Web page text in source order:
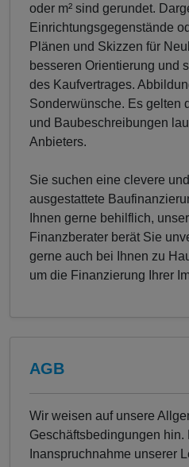
oder m² sind gerundet.
Einrichtungsgegenstände
Plänen und Skizzen für
besseren Orientierung und
des Kaufvertrages.
Sonderwünsche. Es gelten
und Baubeschreibungen
Anbieters.
Sie suchen eine clevere
ausgestattete
Ihnen gerne behilflich,
Finanzberater berät Sie
gerne auch bei Ihnen zu
um die Finanzierung Ihrer
AGB
Wir weisen auf unsere
Geschäftsbedingungen hin.
Inanspruchnahme unserer